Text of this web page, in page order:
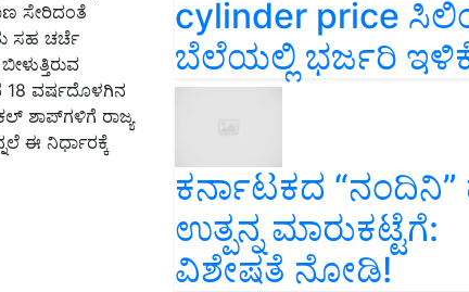
ಸೇರಿದಂತೆ
ಸಹ ಚರ್ಚೆ
18 ವರ್ಷದೊಳಗಿನ
ಶಾಪ್‌ಗಳಿಗೆ ರಾಜ್ಯ
ಈ ನಿರ್ಧಾರಕ್ಕೆ
cylinder price
ಬೆಲೆಯಲ್ಲಿ ಭರ್ಜರಿ
ಕರ್ನಾಟಕದ
ಉತ್ಪನ್ನ ಮಾರುಕಟ್ಟೆಗೆ:
ವಿಶೇಷತೆ ನೋಡಿ!